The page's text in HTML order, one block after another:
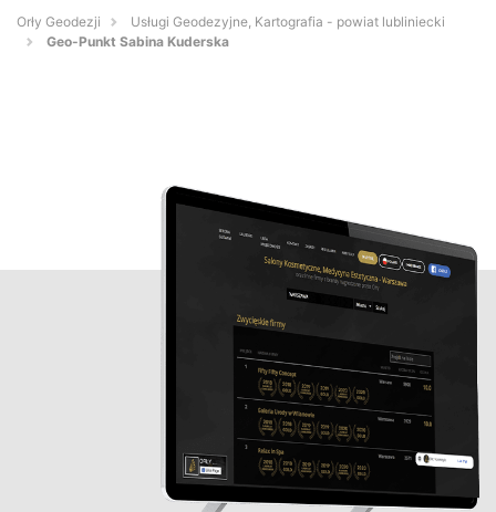
Orły Geodezji
Usługi Geodezyjne, Kartografia - powiat lubliniecki
Geo-Punkt Sabina Kuderska